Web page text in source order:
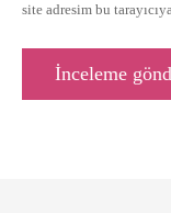
site adresim bu